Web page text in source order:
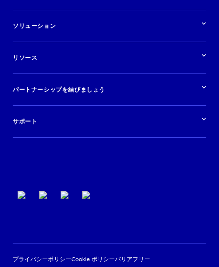
ホテル
バケーションレンタル
ブランドおよび広告代理店
目的地
クルーズ
レンタカー
金融機関
ソリューション
在庫を販売する
快適な旅行体験を提供する
広告掲載
リソース
調査と分析
ブログ
活用事例
イベント
パートナーシップを結びましょう
ログイン
サポート
プライバシーポリシーCookie ポリシーバリアフリー